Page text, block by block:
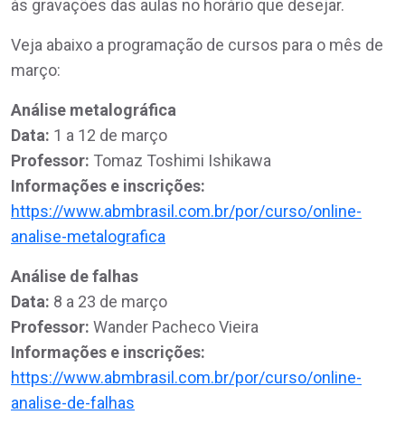
às gravações das aulas no horário que desejar.
Veja abaixo a programação de cursos para o mês de
março:
Análise metalográfica
Data: 1 a 12 de março
Professor: Tomaz Toshimi Ishikawa
Informações e inscrições:
https://www.abmbrasil.com.br/por/curso/online-
analise-metalografica
Análise de falhas
Data: 8 a 23 de março
Professor: Wander Pacheco Vieira
Informações e inscrições:
https://www.abmbrasil.com.br/por/curso/online-
analise-de-falhas